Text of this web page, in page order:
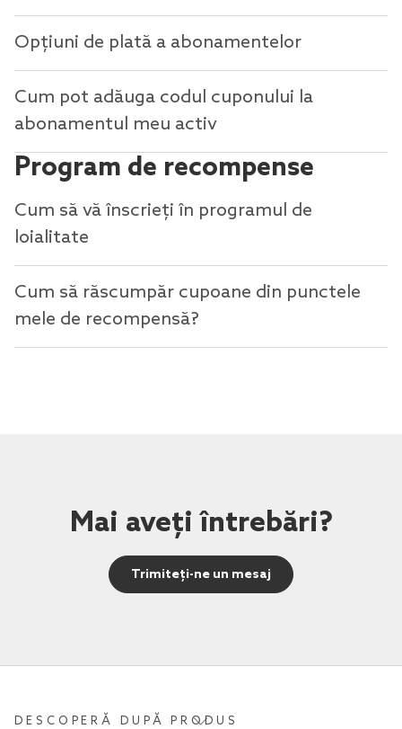
Opțiuni de plată a abonamentelor
Cum pot adăuga codul cuponului la
abonamentul meu activ
Program de recompense
Cum să vă înscrieți în programul de
loialitate
Cum să răscumpăr cupoane din punctele
mele de recompensă?
Mai aveți întrebări?
Trimiteți-ne un mesaj
DESCOPERĂ DUPĂ PRODUS